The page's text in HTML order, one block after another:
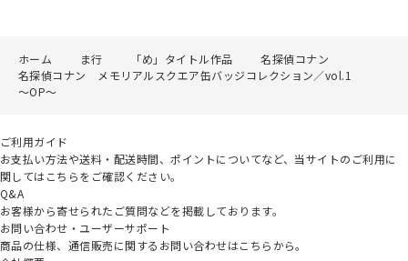
ホーム ま行 「め」タイトル作品
名探偵コナン
名探偵コナン メモリアルスクエア缶バッジコレクション／vol.1
～OP～
ご利用ガイド
お支払い方法や送料・配送時間、ポイントについてなど、当サイトのご利用に
関してはこちらをご確認ください。
Q&A
お客様から寄せられたご質問などを掲載しております。
お問い合わせ・ユーザーサポート
商品の仕様、通信販売に関するお問い合わせはこちらから。